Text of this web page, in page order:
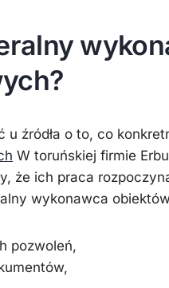
u źródła o to, co
W toruńskiej firmie
że ich praca
wykonawca
pozwoleń,